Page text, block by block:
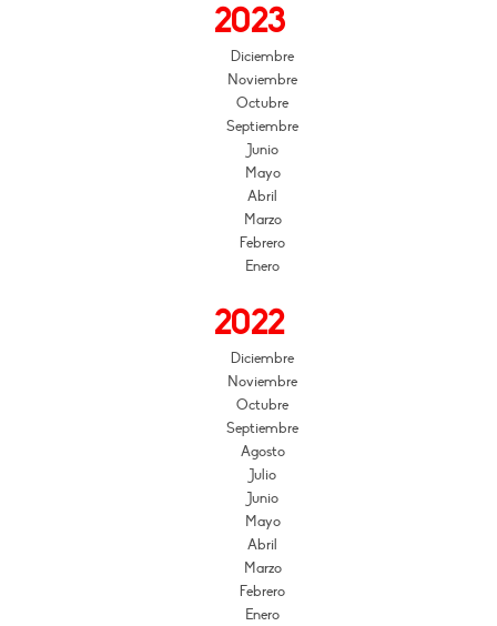
2023
Diciembre
Noviembre
Octubre
Septiembre
Junio
Mayo
Abril
Marzo
Febrero
Enero
2022
Diciembre
Noviembre
Octubre
Septiembre
Agosto
Julio
Junio
Mayo
Abril
Marzo
Febrero
Enero